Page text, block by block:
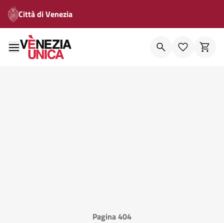
Città di Venezia
Pagina 404